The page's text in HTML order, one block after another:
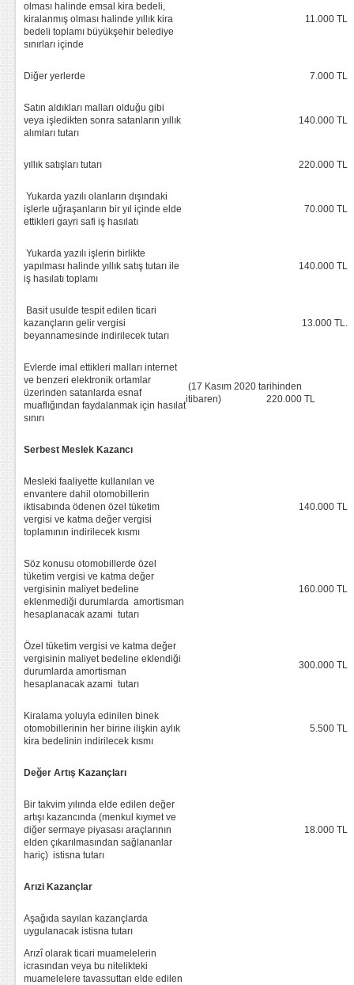
olması halinde emsal kira bedeli,
kiralanmış olması halinde yıllık kira
bedeli toplamı büyükşehir belediye
sınırları içinde
11.000 TL
Diğer yerlerde 7.000 TL
Satın aldıkları malları olduğu gibi
veya işledikten sonra satanların yıllık
alımları tutarı
140.000 TL
yıllık satışları tutarı 220.000 TL
Yukarda yazılı olanların dışındaki
işlerle uğraşanların bir yıl içinde elde
ettikleri gayri safi iş hasılatı
70.000 TL
Yukarda yazılı işlerin birlikte
yapılması halinde yıllık satış tutarı ile
iş hasılatı toplamı
140.000 TL
Basit usulde tespit edilen ticari
kazançların gelir vergisi
beyannamesinde indirilecek tutarı
13.000 TL.
Evlerde imal ettikleri malları internet
ve benzeri elektronik ortamlar
üzerinden satanlarda esnaf
muaflığından faydalanmak için hasılat
sınırı
(17 Kasım 2020 tarihinden
itibaren) 220.000 TL
Serbest Meslek Kazancı
Mesleki faaliyette kullanılan ve
envantere dahil otomobillerin
iktisabında ödenen özel tüketim
vergisi ve katma değer vergisi
toplamının indirilecek kısmı
140.000 TL
Söz konusu otomobillerde özel
tüketim vergisi ve katma değer
vergisinin maliyet bedeline
eklenmediği durumlarda amortisman
hesaplanacak azami tutarı
160.000 TL
Özel tüketim vergisi ve katma değer
vergisinin maliyet bedeline eklendiği
durumlarda amortisman
hesaplanacak azami tutarı
300.000 TL
Kiralama yoluyla edinilen binek
otomobillerinin her birine ilişkin aylık
kira bedelinin indirilecek kısmı
5.500 TL
Değer Artış Kazançları
Bir takvim yılında elde edilen değer
artışı kazancında (menkul kıymet ve
diğer sermaye piyasası araçlarının
elden çıkarılmasından sağlananlar
hariç) istisna tutarı
18.000 TL
Arızi Kazançlar
Aşağıda sayılan kazançlarda
uygulanacak istisna tutarı
Arızî olarak ticari muamelelerin
icrasından veya bu nitelikteki
muamelelere tavassuttan elde edilen